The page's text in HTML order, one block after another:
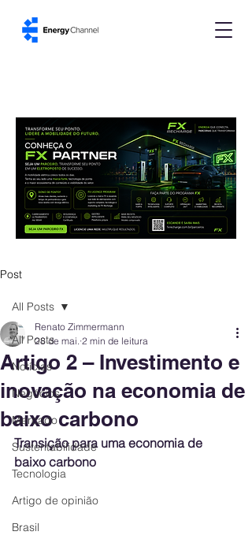
Post
All Posts
Notícias
Negócios
Mercado
Sustentabilidade
Tecnologia
Artigo de opinião
Brasil
All Posts
Artigo 2 – Investimento e
inovação na economia de
baixo carbono
Renato Zimmermann
28 de mai. 2 min de leitura
Transição para uma economia de
baixo carbono